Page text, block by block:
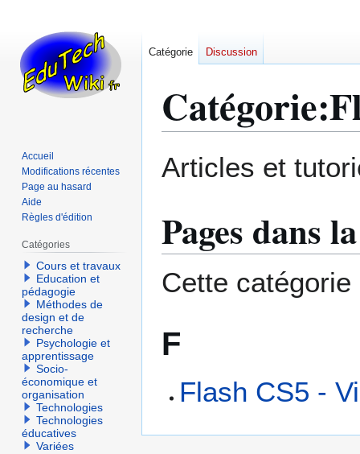
Catégorie:
à
à
Articles et
Pages dans
Cette
F
Flash CS5 -
Catégorie Discussion
Accueil
Modifications récentes
Page au hasard
Aide
Règles d'édition
Catégories
Cours et travaux
Education et
pédagogie
Méthodes de
design et de
recherche
Psychologie et
apprentissage
Socio-
économique et
organisation
Technologies
Technologies
éducatives
Variées